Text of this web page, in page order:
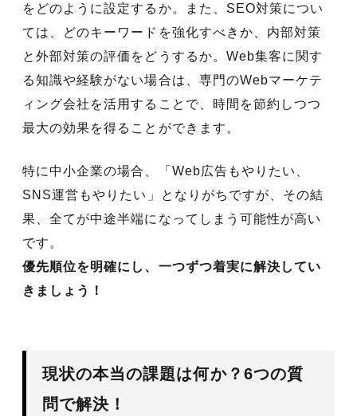
をどのように設定するか。また、SEO対策につい
ては、どのキーワードを強化すべきか、内部対策
と外部対策の評価をどうするか。Web集客に関す
る知識や経験がない場合は、専門のWebマーケテ
ィング会社を活用することで、時間を節約しつつ
最大の効果を得ることができます。
特に中小企業の場合、「Web広告もやりたい、
SNS運営もやりたい」となりがちですが、その結
果、全てが中途半端になってしまう可能性が高い
です。
優先順位を明確にし、一つずつ着実に解決してい
きましょう！
現状の本当の課題は何か？6つの質
問で解決！